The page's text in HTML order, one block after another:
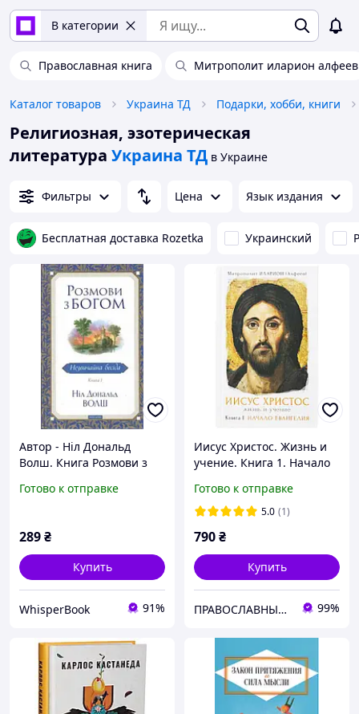
В категории
Православная книга Митрополит иларион алфеев
Каталог товаров Украина ТД Подарки, хобби, книги
Религиозная, эзотерическая
литература Украина ТД в Украине
Фильтры Цена Язык издания
Бесплатная доставка Rozetka Украинский
Автор - Ніл Дональд
Волш. Книга Розмови з
бесіда. 1 (тверд.) 2D
Готово к отправке
289₴
Купить
WhisperBook 91%
Иисус Христос. Жизнь и
учение. Книга 1. Начало
Иларион (Алфеев)
Готово к отправке
5.0 (1)
790₴
Купить
ПРАВОСЛАВНЫЕ КНИГИ — ПОЧТОЙ 99%